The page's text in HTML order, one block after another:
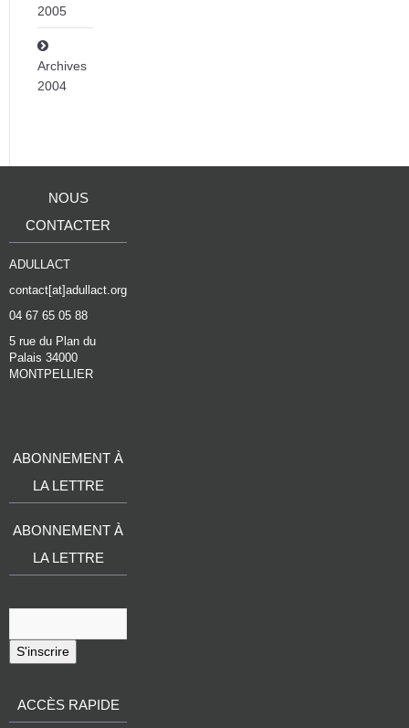
2005
Archives
2004
NOUS
CONTACTER
ADULLACT
contact[at]adullact.org
04 67 65 05 88
5 rue du Plan du
Palais 34000
MONTPELLIER
ABONNEMENT À
LA LETTRE
ABONNEMENT À
LA LETTRE
S'inscrire
ACCÈS RAPIDE